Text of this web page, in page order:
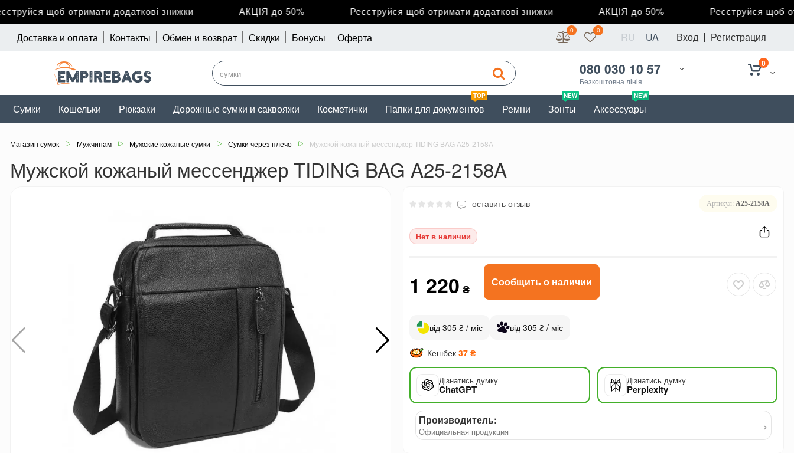
щоб отримати додаткові знижки АКЦІЯ до 50% Реєструйся щоб отримати додаткові знижки АКЦІЯ до 50% Реєструйся щоб
Доставка и оплата Контакты Обмен и возврат Скидки Бонусы Оферта Вход Регистрация
0 0 RU UA
080 030 10 57
Безкоштовна лінія
0
Сумки Кошельки Рюкзаки Дорожные сумки и саквояжи Косметички
TOP
Папки для документов Ремни
NEW
Зонты
NEW
Аксессуары
Магазин сумок Мужчинам Мужские кожаные сумки Сумки через плечо Мужской кожаный мессенджер TIDING BAG A25-2158A
Мужской кожаный мессенджер TIDING BAG A25-2158A
оставить отзыв Артикул: A25-2158A
Нет в наличии
1 220 ₴ Сообщить о наличии
від 305 ₴ / міс від 305 ₴ / міс
Кешбек 37 ₴
Дізнатись думку
ChatGPT
Дізнатись думку
Perplexity
Производитель:
Официальная продукция ›